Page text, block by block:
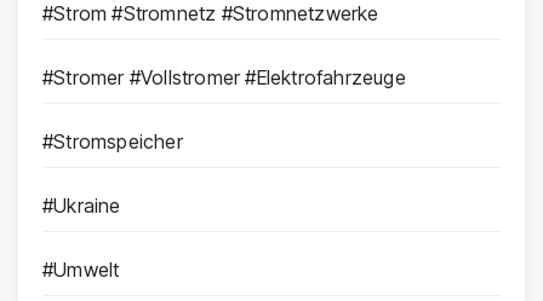
#Strom #Stromnetz #Stromnetzwerke
#Stromer #Vollstromer #Elektrofahrzeuge
#Stromspeicher
#Ukraine
#Umwelt